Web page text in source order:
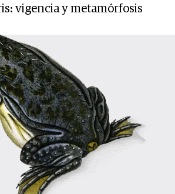
vigencia y metamórfosis